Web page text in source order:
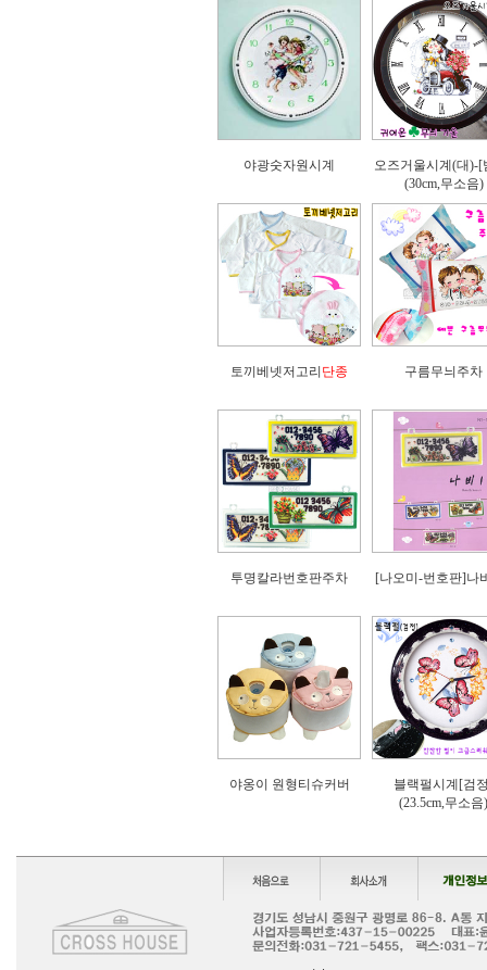
야광숫자원시계
오즈거울시계(대)-[
(30cm,무소음)
토끼베넷저고리 단종 구름무늬주차
투명칼라번호판주차 [나오미-번호판]나
야옹이 원형티슈커버
블랙펄시계[검
(23.5cm,무소음)